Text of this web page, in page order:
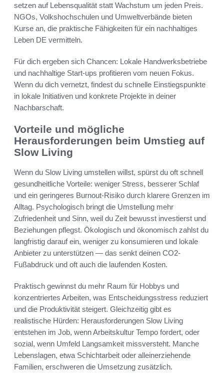
setzen auf Lebensqualität statt Wachstum um jeden Preis.
NGOs, Volkshochschulen und Umweltverbände bieten
Kurse an, die praktische Fähigkeiten für ein nachhaltiges
Leben DE vermitteln.
Für dich ergeben sich Chancen: Lokale Handwerksbetriebe
und nachhaltige Start-ups profitieren vom neuen Fokus.
Wenn du dich vernetzt, findest du schnelle Einstiegspunkte
in lokale Initiativen und konkrete Projekte in deiner
Nachbarschaft.
Vorteile und mögliche
Herausforderungen beim Umstieg auf
Slow Living
Wenn du Slow Living umstellen willst, spürst du oft schnell
gesundheitliche Vorteile: weniger Stress, besserer Schlaf
und ein geringeres Burnout-Risiko durch klarere Grenzen im
Alltag. Psychologisch bringt die Umstellung mehr
Zufriedenheit und Sinn, weil du Zeit bewusst investierst und
Beziehungen pflegst. Ökologisch und ökonomisch zahlst du
langfristig darauf ein, weniger zu konsumieren und lokale
Anbieter zu unterstützen — das senkt deinen CO2-
Fußabdruck und oft auch die laufenden Kosten.
Praktisch gewinnst du mehr Raum für Hobbys und
konzentriertes Arbeiten, was Entscheidungsstress reduziert
und die Produktivität steigert. Gleichzeitig gibt es
realistische Hürden: Herausforderungen Slow Living
entstehen im Job, wenn Arbeitskultur Tempo fordert, oder
sozial, wenn Umfeld Langsamkeit missversteht. Manche
Lebenslagen, etwa Schichtarbeit oder alleinerziehende
Familien, erschweren die Umsetzung zusätzlich.